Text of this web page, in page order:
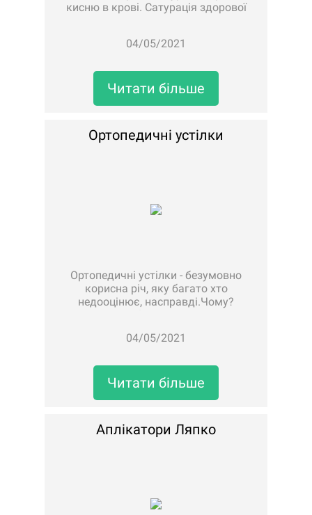
кисню в крові. Сатурація здорової
вже кисневе голодування, такий
кисню. Тому рекомендуємо п..
04/05/2021
Читати більше
Ортопедичні устілки
Ортопедичні устілки - безумовно
корисна річ, яку багато хто
недооцінює, насправді.Чому?
навантаження, що припадають на
ходьбі.Гарно підібрані устілки к..
04/05/2021
Читати більше
Аплікатори Ляпко